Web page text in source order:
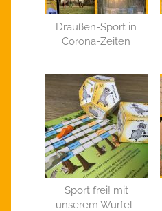
Draußen-Sport in
Corona-Zeiten
Sport frei! mit
unserem Würfel-